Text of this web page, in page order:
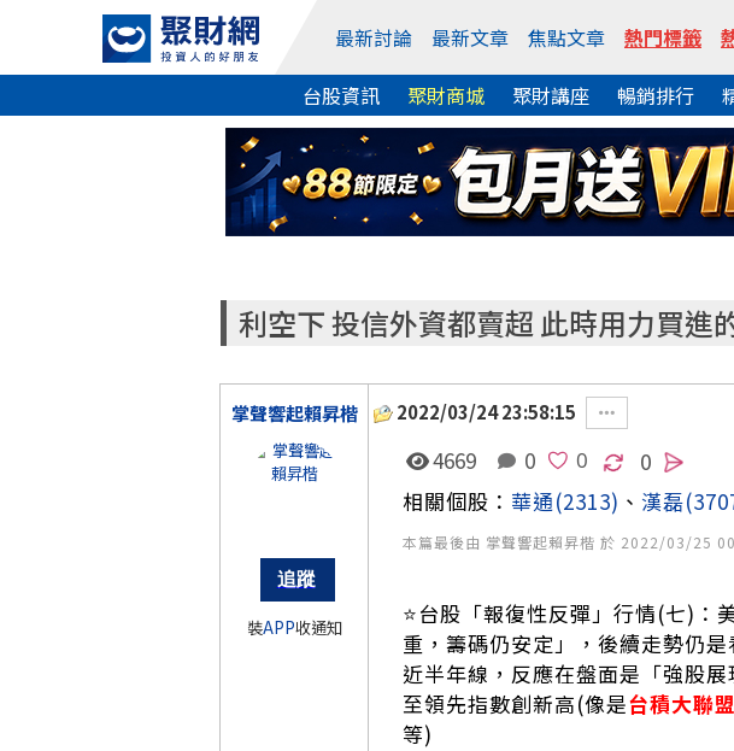
最新討論 最新文章 焦點文章 熱門標籤
台股資訊 聚財商城 聚財講座 暢銷排行
利空下 投信外資都賣超 此時用力買進
掌聲響起賴昇楷
裝APP收通知
2022/03/24 23:58:15
4669 0 0
相關個股： 華通(2313) 、 漢磊
本篇最後由 掌聲響起賴昇楷 於 2022/03/25
⭐️台股「報復性反彈」行情(七)：
重，籌碼仍安定」，後續走勢仍
近半年線，反應在盤面是「強股
至領先指數創新高(像是台積大聯
等)